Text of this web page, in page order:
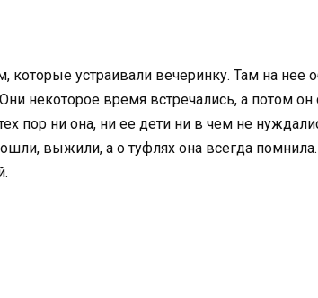
которые устраивали вечеринку. Там на нее
некоторое время встречались, а потом он
пор ни она, ни ее дети ни в чем не
выжили, а о туфлях она всегда